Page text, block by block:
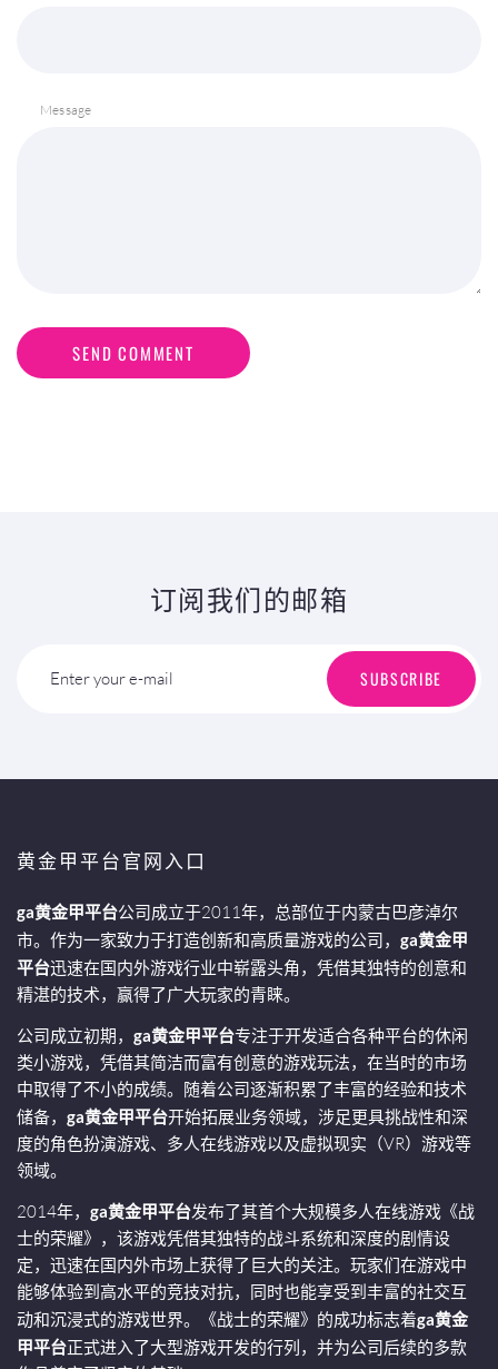
Message
SEND COMMENT
订阅我们的邮箱
Enter your e-mail SUBSCRIBE
黄金甲平台官网入口
ga黄金甲平台公司成立于2011年，总部位于内蒙古巴彦淖尔
市。作为一家致力于打造创新和高质量游戏的公司， ga黄金甲
平台迅速在国内外游戏行业中崭露头角，凭借其独特的创意和
精湛的技术，赢得了广大玩家的青睐。
公司成立初期， ga黄金甲平台专注于开发适合各种平台的休闲
类小游戏，凭借其简洁而富有创意的游戏玩法，在当时的市场
中取得了不小的成绩。随着公司逐渐积累了丰富的经验和技术
储备， ga黄金甲平台开始拓展业务领域，涉足更具挑战性和深
度的角色扮演游戏、多人在线游戏以及虚拟现实（VR）游戏等
领域。
2014年， ga黄金甲平台发布了其首个大规模多人在线游戏《战
士的荣耀》，该游戏凭借其独特的战斗系统和深度的剧情设
定，迅速在国内外市场上获得了巨大的关注。玩家们在游戏中
能够体验到高水平的竞技对抗，同时也能享受到丰富的社交互
动和沉浸式的游戏世界。《战士的荣耀》的成功标志着ga黄金
甲平台正式进入了大型游戏开发的行列，并为公司后续的多款